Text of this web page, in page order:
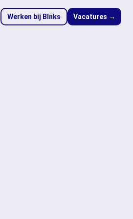
Werken bij Blnks Vacatures →